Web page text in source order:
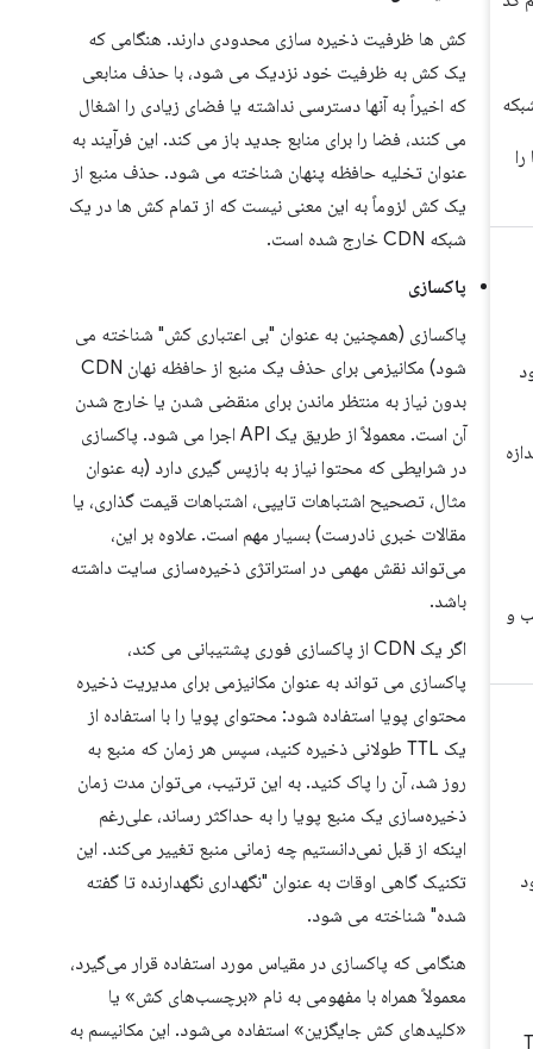
کش ها ظرفیت ذخیره سازی محدودی دارند. هنگامی که
یک کش به ظرفیت خود نزدیک می شود، با حذف منابعی
که اخیراً به آنها دسترسی نداشته یا فضای زیادی را اشغال
می کنند، فضا را برای منابع جدید باز می کند. این فرآیند به
عنوان تخلیه حافظه پنهان شناخته می شود. حذف منبع از
یک کش لزوماً به این معنی نیست که از تمام کش ها در یک
شبکه CDN خارج شده است.
پاکسازی
پاکسازی (همچنین به عنوان "بی اعتباری کش" شناخته می
شود) مکانیزمی برای حذف یک منبع از حافظه نهان CDN
بدون نیاز به منتظر ماندن برای منقضی شدن یا خارج شدن
آن است. معمولاً از طریق یک API اجرا می شود. پاکسازی
در شرایطی که محتوا نیاز به بازپس گیری دارد (به عنوان
مثال، تصحیح اشتباهات تایپی، اشتباهات قیمت گذاری، یا
مقالات خبری نادرست) بسیار مهم است. علاوه بر این،
می‌تواند نقش مهمی در استراتژی ذخیره‌سازی سایت داشته
باشد.
اگر یک CDN از پاکسازی فوری پشتیبانی می کند،
پاکسازی می تواند به عنوان مکانیزمی برای مدیریت ذخیره
محتوای پویا استفاده شود: محتوای پویا را با استفاده از
یک TTL طولانی ذخیره کنید، سپس هر زمان که منبع به
روز شد، آن را پاک کنید. به این ترتیب، می‌توان مدت زمان
ذخیره‌سازی یک منبع پویا را به حداکثر رساند، علی‌رغم
اینکه از قبل نمی‌دانستیم چه زمانی منبع تغییر می‌کند. این
تکنیک گاهی اوقات به عنوان "نگهداری نگهدارنده تا گفته
شده" شناخته می شود.
هنگامی که پاکسازی در مقیاس مورد استفاده قرار می‌گیرد،
معمولاً همراه با مفهومی به نام «برچسب‌های کش» یا
«کلیدهای کش جایگزین» استفاده می‌شود. این مکانیسم به